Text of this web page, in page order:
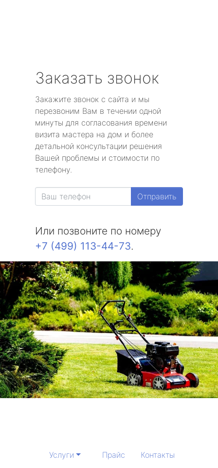
Заказать звонок
Закажите звонок с сайта и мы
перезвоним Вам в течении одной
минуты для согласования времени
визита мастера на дом и более
детальной консультации решения
Вашей проблемы и стоимости по
телефону.
Отправить
Или позвоните по номеру
+7 (499) 113-44-73.
Услуги Прайс Контакты